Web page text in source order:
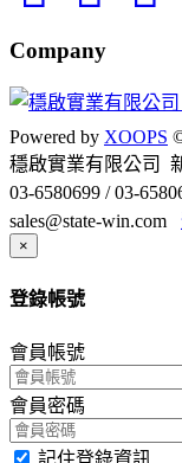
Company
Powered by XOOPS
穩啟實業有限公司
03-6580699 / 03-
sales@state-win.com
×
登錄帳號
會員帳號
會員密碼